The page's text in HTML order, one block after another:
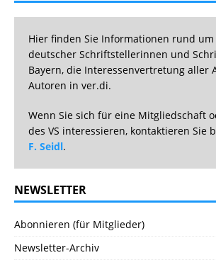
Hier finden Sie Informationen rund
deutscher Schriftstellerinnen und
Bayern, die Interessenvertretung aller
Autoren in ver.di.
Wenn Sie sich für eine Mitgliedschaft
des VS interessieren, kontaktieren Sie
F. Seidl.
NEWSLETTER
Abonnieren (für Mitglieder)
Newsletter-Archiv